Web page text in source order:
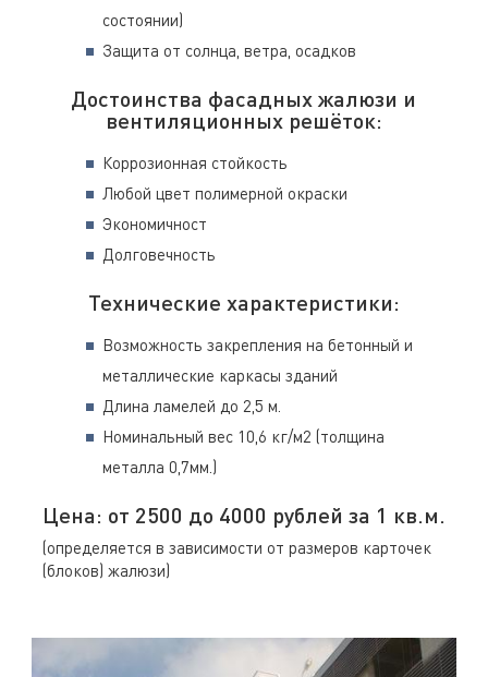
состоянии)
Защита от солнца, ветра, осадков
Достоинства фасадных жалюзи и
вентиляционных решёток:
Коррозионная стойкость
Любой цвет полимерной окраски
Экономичност
Долговечность
Технические характеристики:
Возможность закрепления на бетонный и
металлические каркасы зданий
Длина ламелей до 2,5 м.
Номинальный вес 10,6 кг/м2 (толщина
металла 0,7мм.)
Цена: от 2500 до 4000 рублей за 1 кв.м.
(определяется в зависимости от размеров карточек
(блоков) жалюзи)